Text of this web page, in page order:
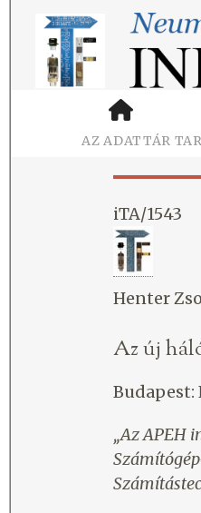
iTA/1543
Henter
Az új
Budapest:
„Az APEH